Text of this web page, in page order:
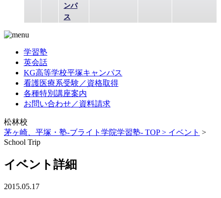
ンパ
ス
学習塾
英会話
KG高等学校平塚キャンパス
看護医療系受験／資格取得
各種特別講座案内
お問い合わせ／資料請求
松林校
茅ヶ崎、平塚・塾-ブライト学院学習塾- TOP > イベント >
School Trip
イベント詳細
2015.05.17